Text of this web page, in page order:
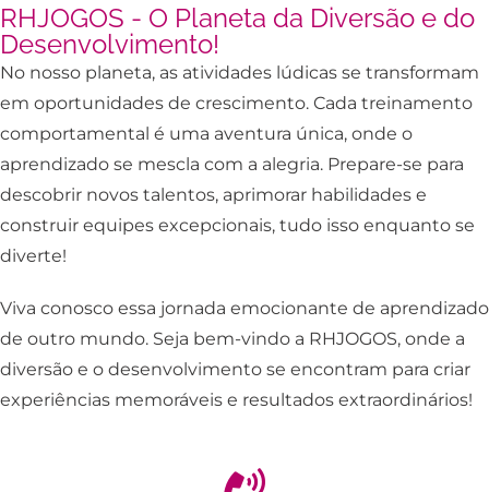
RHJOGOS - O Planeta da Diversão e do
Desenvolvimento!
No nosso planeta, as atividades lúdicas se transformam
em oportunidades de crescimento. Cada treinamento
comportamental é uma aventura única, onde o
aprendizado se mescla com a alegria. Prepare-se para
descobrir novos talentos, aprimorar habilidades e
construir equipes excepcionais, tudo isso enquanto se
diverte!
Viva conosco essa jornada emocionante de aprendizado
de outro mundo. Seja bem-vindo a RHJOGOS, onde a
diversão e o desenvolvimento se encontram para criar
experiências memoráveis e resultados extraordinários!